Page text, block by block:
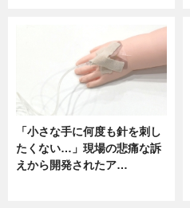
「小さな手に何度も針を刺し
たくない…」現場の悲痛な訴
えから開発されたア…